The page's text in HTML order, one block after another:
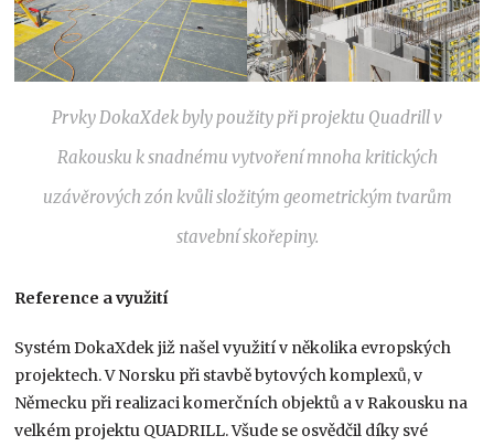
Prvky DokaXdek byly použity při projektu Quadrill v
Rakousku k snadnému vytvoření mnoha kritických
uzávěrových zón kvůli složitým geometrickým tvarům
stavební skořepiny.
Reference a využití
Systém DokaXdek již našel využití v několika evropských
projektech. V Norsku při stavbě bytových komplexů, v
Německu při realizaci komerčních objektů a v Rakousku na
velkém projektu QUADRILL. Všude se osvědčil díky své